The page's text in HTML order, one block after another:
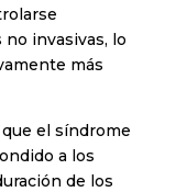
invasivas, lo
más
el síndrome
a los
de los